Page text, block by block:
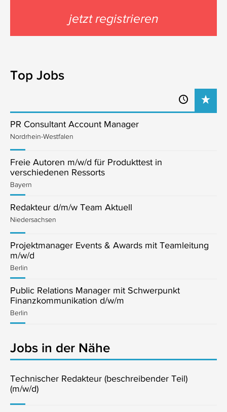
jetzt registrieren
Top Jobs
PR Consultant Account Manager
Nordrhein-Westfalen
Freie Autoren m/w/d für Produkttest in
verschiedenen Ressorts
Bayern
Redakteur d/m/w Team Aktuell
Niedersachsen
Projektmanager Events & Awards mit Teamleitung
m/w/d
Berlin
Public Relations Manager mit Schwerpunkt
Finanzkommunikation d/w/m
Berlin
Jobs in der Nähe
Technischer Redakteur (beschreibender Teil)
(m/w/d)